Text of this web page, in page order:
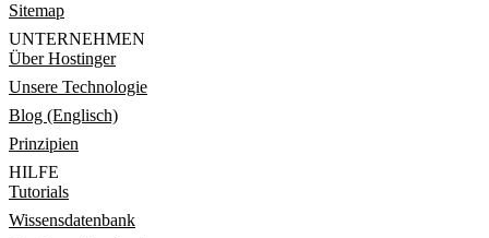
Sitemap
UNTERNEHMEN
Über Hostinger
Unsere Technologie
Blog (Englisch)
Prinzipien
HILFE
Tutorials
Wissensdatenbank